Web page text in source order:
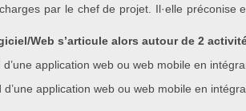
par le chef de projet. Il·elle
Web s’articule alors autour de 2
application web ou web mobile en
application web ou web mobile en